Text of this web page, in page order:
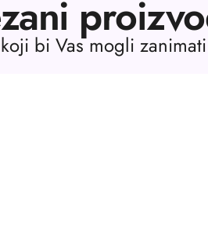
bi Vas mogli